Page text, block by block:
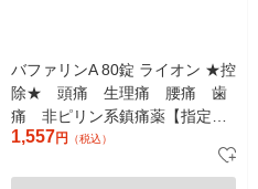
バファリンA 80錠 ライオン ★控
除★ 頭痛 生理痛 腰痛 歯
痛 非ピリン系鎮痛薬【指定第
2類医薬品】
1,557円 （税込）